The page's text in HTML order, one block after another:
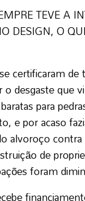
TEVE A
DESIGN, O
certificaram
desgaste que
para
e por acaso
alvoroço
de
foram